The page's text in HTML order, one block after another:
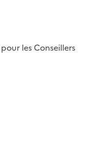
les Conseillers